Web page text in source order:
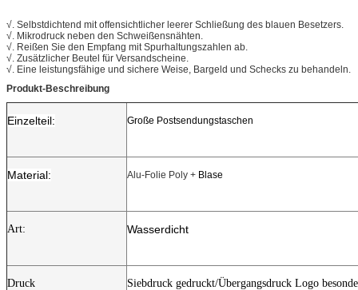
√. Selbstdichtend mit offensichtlicher leerer Schließung des blauen Besetzers.
√. Mikrodruck neben den Schweißensnähten.
√. Reißen Sie den Empfang mit Spurhaltungszahlen ab.
√. Zusätzlicher Beutel für Versandscheine.
√. Eine leistungsfähige und sichere Weise, Bargeld und Schecks zu behandeln.
Produkt-Beschreibung
Einzelteil: Große Postsendungstaschen
Material: Alu-Folie Poly + Blase
Art: Wasserdicht
Druck Siebdruck gedruckt/Übergangsdruck Logo